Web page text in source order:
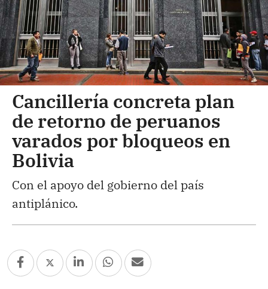
Cancillería concreta plan
de retorno de peruanos
varados por bloqueos en
Bolivia
Con el apoyo del gobierno del país
antiplánico.